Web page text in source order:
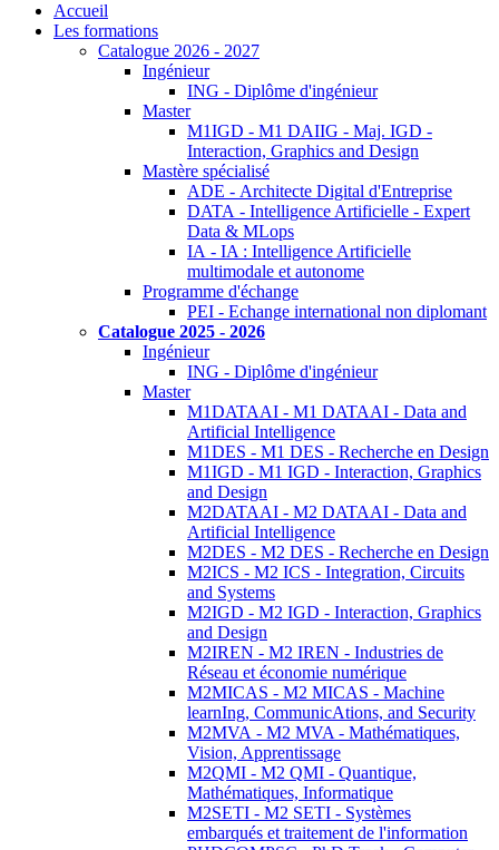
Accueil
Les formations
Catalogue 2026 - 2027
Ingénieur
ING - Diplôme d'ingénieur
Master
M1IGD - M1 DAIIG - Maj. IGD -
Interaction, Graphics and Design
Mastère spécialisé
ADE - Architecte Digital d'Entreprise
DATA - Intelligence Artificielle - Expert
Data & MLops
IA - IA : Intelligence Artificielle
multimodale et autonome
Programme d'échange
PEI - Echange international non diplomant
Catalogue 2025 - 2026
Ingénieur
ING - Diplôme d'ingénieur
Master
M1DATAAI - M1 DATAAI - Data and
Artificial Intelligence
M1DES - M1 DES - Recherche en Design
M1IGD - M1 IGD - Interaction, Graphics
and Design
M2DATAAI - M2 DATAAI - Data and
Artificial Intelligence
M2DES - M2 DES - Recherche en Design
M2ICS - M2 ICS - Integration, Circuits
and Systems
M2IGD - M2 IGD - Interaction, Graphics
and Design
M2IREN - M2 IREN - Industries de
Réseau et économie numérique
M2MICAS - M2 MICAS - Machine
learnIng, CommunicAtions, and Security
M2MVA - M2 MVA - Mathématiques,
Vision, Apprentissage
M2QMI - M2 QMI - Quantique,
Mathématiques, Informatique
M2SETI - M2 SETI - Systèmes
embarqués et traitement de l'information